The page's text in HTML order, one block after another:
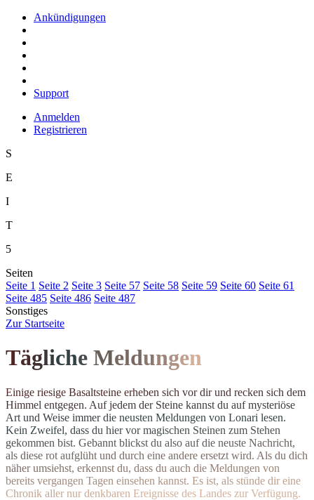
Ankündigungen
Support
Anmelden
Registrieren
S
E
I
T
5
Seiten
Seite 1 Seite 2 Seite 3 Seite 57 Seite 58 Seite 59 Seite 60 Seite 61
Seite 485 Seite 486 Seite 487
Sonstiges
Zur Startseite
Tägliche Meldungen
Einige riesige Basaltsteine erheben sich vor dir und recken sich dem
Himmel entgegen. Auf jedem der Steine kannst du auf mysteriöse
Art und Weise immer die neusten Meldungen von Lonari lesen.
Kein Zweifel, dass du hier vor magischen Steinen zum Stehen
gekommen bist. Gebannt blickst du also auf die neuste Nachricht,
als diese rot aufglüht und durch eine andere ersetzt wird. Als du dich
näher umsiehst, erkennst du, dass du auch die Meldungen von
bereits vergangen Tagen einsehen kannst. Es ist, als stünde dir eine
Chronik aller nur denkbaren Ereignisse des Landes zur Verfügung.